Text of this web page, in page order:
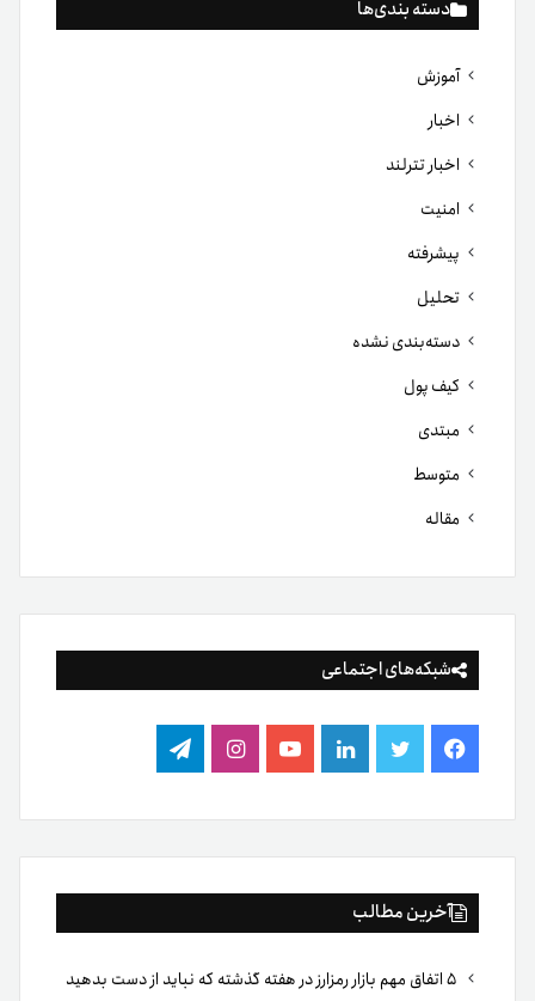
دسته بندی‌ها
آموزش
اخبار
اخبار تترلند
امنیت
پیشرفته
تحلیل
دسته‌بندی نشده
کیف پول
مبتدی
متوسط
مقاله
شبکه‌های اجتماعی
فیس
بوک
توییتر لینکدینیوتیوباینستاگرام
تلگرام
آخرین مطالب